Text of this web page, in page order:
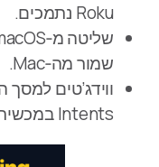
Roku נתמכים.
שמור מה‑Mac.
Intents במכשירים נתמכים.